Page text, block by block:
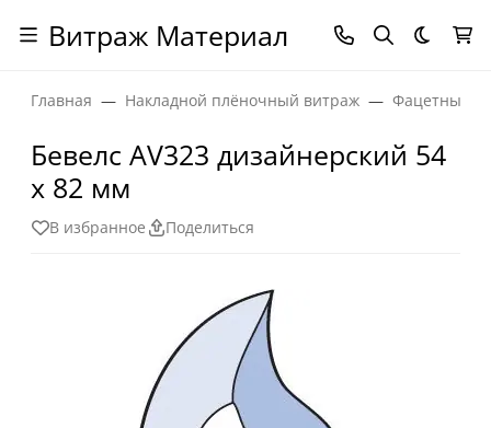
Витраж Материал Темная
Главная Накладной плёночный витраж Фацетные
Бевелс AV323 дизайнерский 54
х 82 мм
В избранное Поделиться